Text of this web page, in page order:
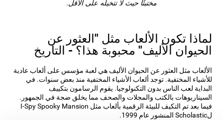
مختبئًا حيث لا تتخيله على الأقل.
لماذا تكون الألعاب مثل "العثور عن
الحيوان الأليف" محبوبة هذا؟ - التاريخ
الألعاب مثل العثور عن الحيوان الأليف هي لعبة مؤسس على ألعاب عادية
للأشياء المختفية. توجد ألعاب الأشياء المختفية منذ بعض سنوات. في
البداية لعب الناس بدون التكنولوجيا. يقوم الرسامون بتكييف
السيناريوهات بالكتب والمجلات والصحف مما يخلق ضجة في الجمهور.
فيما بعد تم التكيف للبيئة الرقمية بألعاب مثل I-Spy Spooky Mansion
لScholastic المنشور عام 1999.